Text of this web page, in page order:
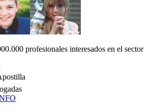
profesionales interesados en el sector